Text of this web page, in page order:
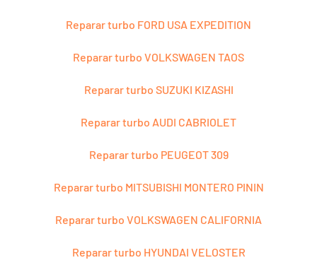
Reparar turbo FORD USA EXPEDITION
Reparar turbo VOLKSWAGEN TAOS
Reparar turbo SUZUKI KIZASHI
Reparar turbo AUDI CABRIOLET
Reparar turbo PEUGEOT 309
Reparar turbo MITSUBISHI MONTERO PININ
Reparar turbo VOLKSWAGEN CALIFORNIA
Reparar turbo HYUNDAI VELOSTER